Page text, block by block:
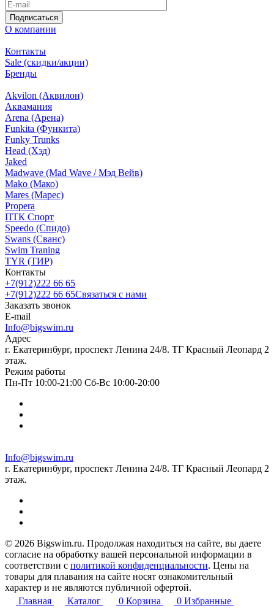
Подписаться
О компании
Контакты
Sale (скидки/акции)
Бренды
Akvilon (Аквилон)
Аквамания
Arena (Арена)
Funkita (Функита)
Funky Trunks
Head (Хэд)
Jaked
Madwave (Mad Wave / Мэд Вейв)
Mako (Мако)
Mares (Марес)
Propera
ПТК Спорт
Speedo (Спидо)
Swans (Сванс)
Swim Traning
TYR (ТИР)
Контакты
+7(912)222 66 65
+7(912)222 66 65Связаться с нами
Заказать звонок
E-mail
Info@bigswim.ru
Адрес
г. Екатеринбург, проспект Ленина 24/8. ТГ Красный Леопард 2
этаж.
Режим работы
Пн-Пт 10:00-21:00 Сб-Вс 10:00-20:00
Info@bigswim.ru
г. Екатеринбург, проспект Ленина 24/8. ТГ Красный Леопард 2
этаж.
© 2026 Bigswim.ru. Продолжая находиться на сайте, вы даете
согласие на обработку вашей персональной информации в
соответствии с политикой конфиденциальности. Цены на
товары для плавания на сайте носят ознакомительный
характер и не являются публичной офертой.
Главная
Каталог 0 Корзина 0 Избранные